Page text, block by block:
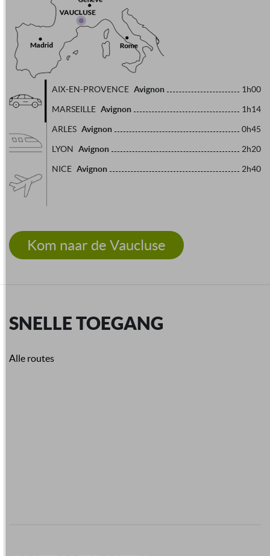
AIX-EN-PROVENCE Avignon 1h00
MARSEILLE Avignon 1h14
ARLES Avignon 0h45
LYON Avignon 2h20
NICE Avignon 2h40
Kom naar de Vaucluse
SNELLE TOEGANG
Alle routes